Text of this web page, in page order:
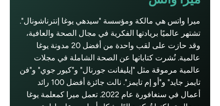
ميرا واتس هي مالكة ومؤسسة "سيدهي يوغا إنترناشونال".
تشتهر عالميًا بريادتها الفكرية في مجال الصحة والعافية،
وقد حازت على لقب واحدة من أفضل 20 مدونة يوغا
عالمية. نُشرت كتاباتها عن الصحة الشاملة في مجلات
عالمية مرموقة مثل "إيليفانت جورنال" و"كيور جوي" و"فن
تايمز جايد" و"أو إم تايمز". نالت جائزة أفضل 100 رائد
أعمال في سنغافورة عام 2022. تعمل ميرا كمعلمة يوغا